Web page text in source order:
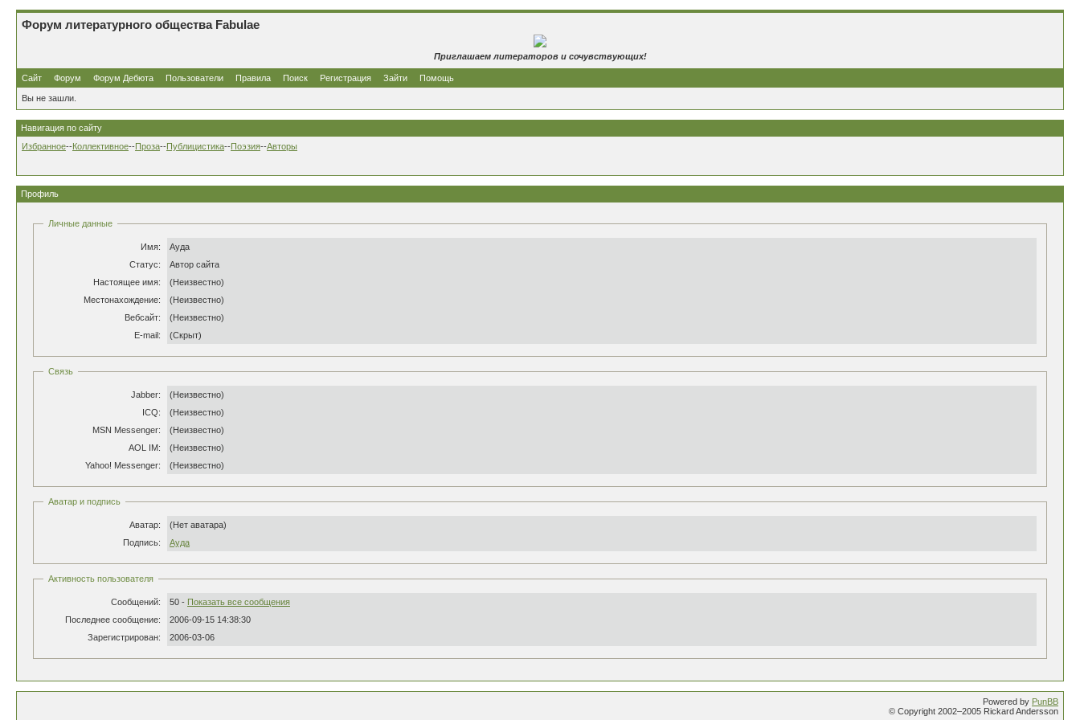
Форум литературного общества Fabulae
Приглашаем литераторов и сочувствующих!
Сайт Форум Форум Дебюта Пользователи Правила Поиск Регистрация Зайти Помощь
Вы не зашли.
Навигация по сайту
Избранное--Коллективное--Проза--Публицистика--Поэзия--Авторы
Профиль
Личные данные
Имя:
Ауда
Статус:
Автор сайта
Настоящее имя:
(Неизвестно)
Местонахождение:
(Неизвестно)
Вебсайт:
(Неизвестно)
E-mail:
(Скрыт)
Связь
Jabber:
(Неизвестно)
ICQ:
(Неизвестно)
MSN Messenger:
(Неизвестно)
AOL IM:
(Неизвестно)
Yahoo! Messenger:
(Неизвестно)
Аватар и подпись
Аватар:
(Нет аватара)
Подпись:
Ауда
Активность пользователя
Сообщений: 50 - Показать все сообщения
Последнее сообщение:
2006-09-15 14:38:30
Зарегистрирован:
2006-03-06
Powered by PunBB
© Copyright 2002–2005 Rickard Andersson